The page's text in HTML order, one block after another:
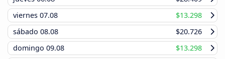
viernes 07.08
$13.298
sábado 08.08
$20.726
domingo 09.08
$13.298